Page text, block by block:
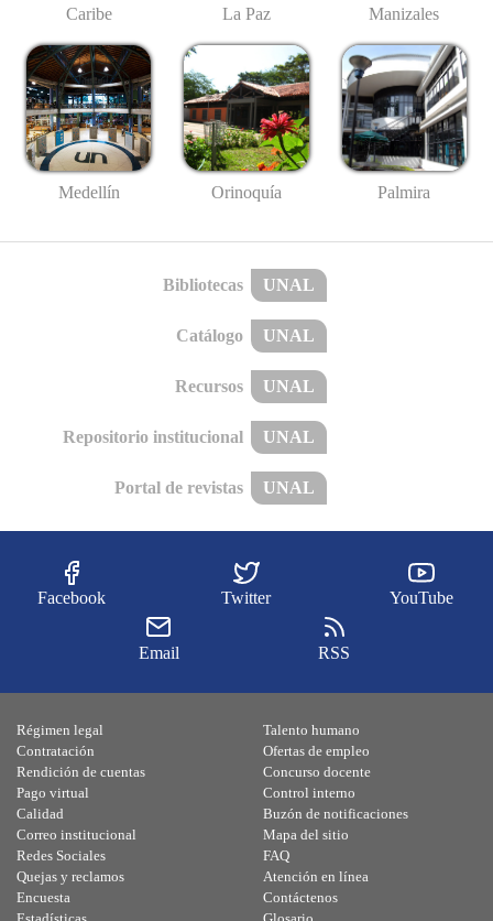
Caribe La Paz Manizales
Medellín Orinoquía Palmira
Bibliotecas UNAL
Catálogo UNAL
Recursos UNAL
Repositorio institucional UNAL
Portal de revistas UNAL
Facebook Twitter YouTube
Email RSS
Régimen legal
Contratación
Rendición de cuentas
Pago virtual
Calidad
Talento humano
Ofertas de empleo
Concurso docente
Control interno
Buzón de notificaciones
Correo institucional
Redes Sociales
Quejas y reclamos
Encuesta
Mapa del sitio
FAQ
Atención en línea
Contáctenos